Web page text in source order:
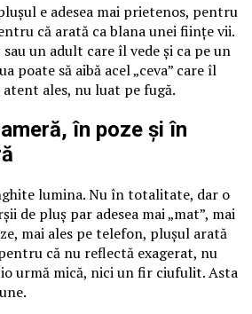
e adesea mai prietenos, pentru
că arată ca blana unei ființe vii.
un adult care îl vede și ca pe un
poate să aibă acel „ceva” care îl
atent ales, nu luat pe fugă.
în poze și în
lumina. Nu în totalitate, dar o
de pluș par adesea mai „mat”, mai
mai ales pe telefon, plușul arată
că nu reflectă exagerat, nu
urmă mică, nici un fir ciufulit. Asta